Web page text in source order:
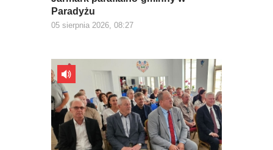
Paradyżu
05 sierpnia 2026, 08:27